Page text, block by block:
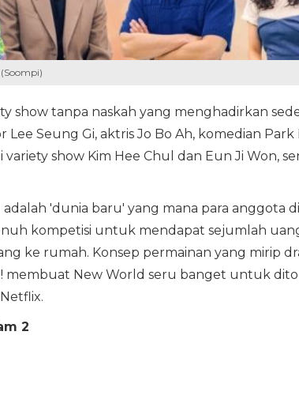
show tanpa naskah yang menghadirkan
Lee Seung Gi, aktris Jo Bo Ah, komedian Park
show Kim Hee Chul dan Eun Ji Won,
'dunia baru' yang mana para anggota
kompetisi untuk mendapat sejumlah
ke rumah. Konsep permainan yang mirip
membuat New World seru banget untuk
2